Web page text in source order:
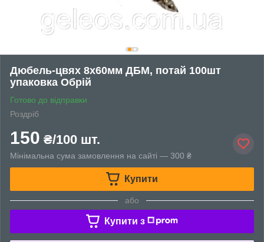
Дюбель-цвях 8х60мм ДБМ, потай 100шт
упаковка Обрій
Готово до відправки
Роздріб
150 ₴/100 шт.
Мінімальна сума замовлення на сайті — 300 ₴
Купити
або
Купити з